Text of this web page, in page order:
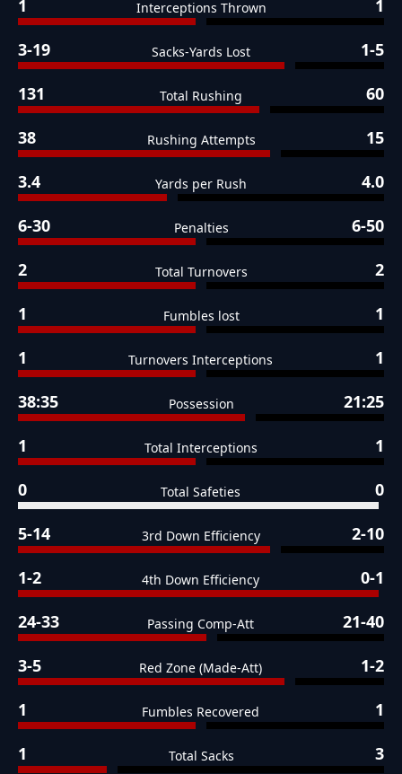
1 Interceptions Thrown 1
3-19 Sacks-Yards Lost 1-5
131 Total Rushing 60
38 Rushing Attempts 15
3.4 Yards per Rush 4.0
6-30 Penalties 6-50
2 Total Turnovers 2
1 Fumbles lost 1
1 Turnovers Interceptions 1
38:35 Possession 21:25
1 Total Interceptions 1
0 Total Safeties 0
5-14 3rd Down Efficiency 2-10
1-2 4th Down Efficiency 0-1
24-33 Passing Comp-Att 21-40
3-5 Red Zone (Made-Att) 1-2
1 Fumbles Recovered 1
1 Total Sacks 3